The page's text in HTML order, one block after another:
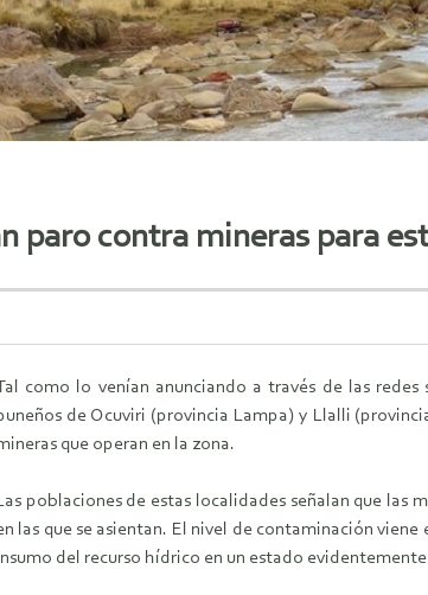
paro contra mineras para
como lo venían anunciando a través de las
de Ocuviri (provincia Lampa) y Llalli
que operan en la zona.
poblaciones de estas localidades señalan que las
las que se asientan. El nivel de contaminación
del recurso hídrico en un estado